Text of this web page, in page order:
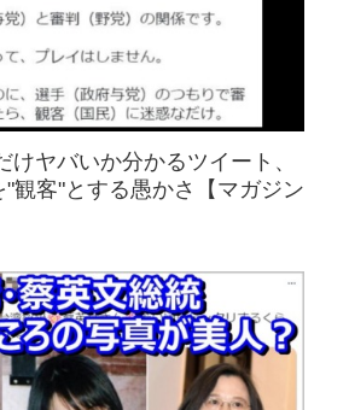
けヤバいか分かるツイート、
観客"とする愚かさ【マガジン